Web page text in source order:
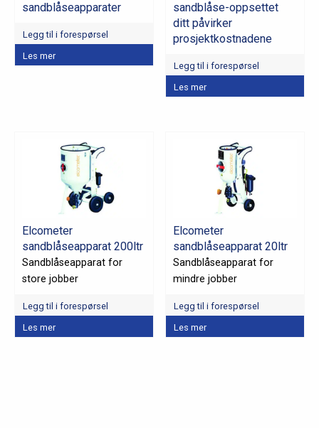
sandblåseapparater
Legg til i forespørsel
Les mer
sandblåse-oppsettet
ditt påvirker
prosjektkostnadene
Legg til i forespørsel
Les mer
Elcometer
sandblåseapparat 200ltr
Sandblåseapparat for
store jobber
Legg til i forespørsel
Les mer
Elcometer
sandblåseapparat 20ltr
Sandblåseapparat for
mindre jobber
Legg til i forespørsel
Les mer